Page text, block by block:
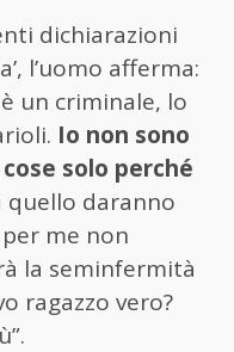
dichiarazioni
l’uomo afferma:
un criminale, lo
Io non sono
solo perché
quello daranno
me non
la seminfermità
ragazzo vero?